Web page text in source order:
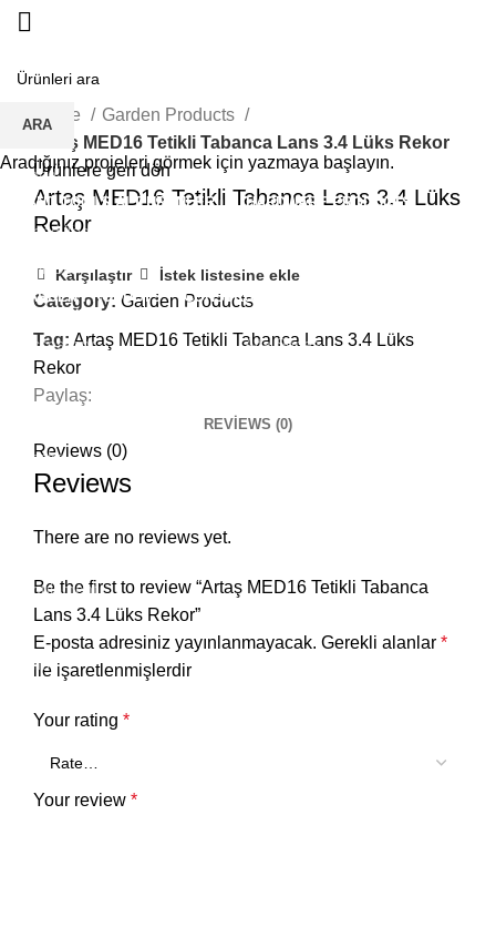
Click to enlarge
Home
Garden Products
Artaş MED16 Tetikli Tabanca Lans 3.4 Lüks Rekor
Ürünlere geri dön
Artaş MED16 Tetikli Tabanca Lans 3.4 Lüks
Rekor
Karşılaştır İstek listesine ekle
Category: Garden Products
Tag: Artaş MED16 Tetikli Tabanca Lans 3.4 Lüks
Rekor
Paylaş:
REVIEWS (0)
Reviews (0)
Reviews
There are no reviews yet.
Be the first to review “Artaş MED16 Tetikli Tabanca
Lans 3.4 Lüks Rekor”
E-posta adresiniz yayınlanmayacak. Gerekli alanlar *
ile işaretlenmişlerdir
Your rating *
Your review *
INSULATION AND ADHESIVE TAPES
Tape
HAND TOOLS ALT ÜRÜNLER
Hand Tools
Drill Bits
HARDWARE PRODUCTS
GARDEN PRODUCTS
CONSTRUCTION MATERİALS
FURNITURE ACCESSORIES
Accessory
Locks
Screws
Alfa Series
Equipment
Glove
Shoe
ARA
Aradığınız projeleri görmek için yazmaya başlayın.